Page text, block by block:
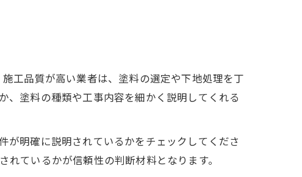
工品質が高い業者は、塗料の選定や下地処理を丁
、塗料の種類や工事内容を細かく説明してくれる
が明確に説明されているかをチェックしてくださ
ているかが信頼性の判断材料となります。